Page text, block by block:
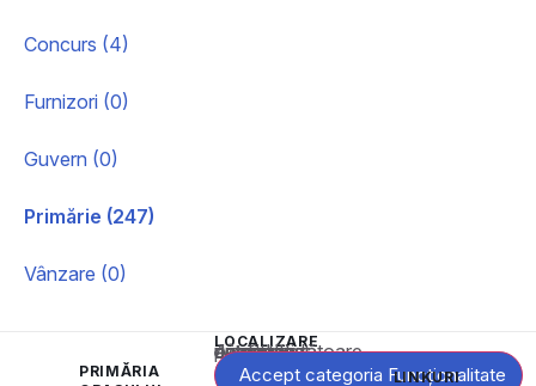
Concurs (4)
Furnizori (0)
Guvern (0)
Primărie (247)
Vânzare (0)
PRIMĂRIA
LOCALIZARE
Acest conținut este blocat până când acceptați categoria corespunzătoare de cookie-uri.
Accept categoria Funcționalitate
LINKURI